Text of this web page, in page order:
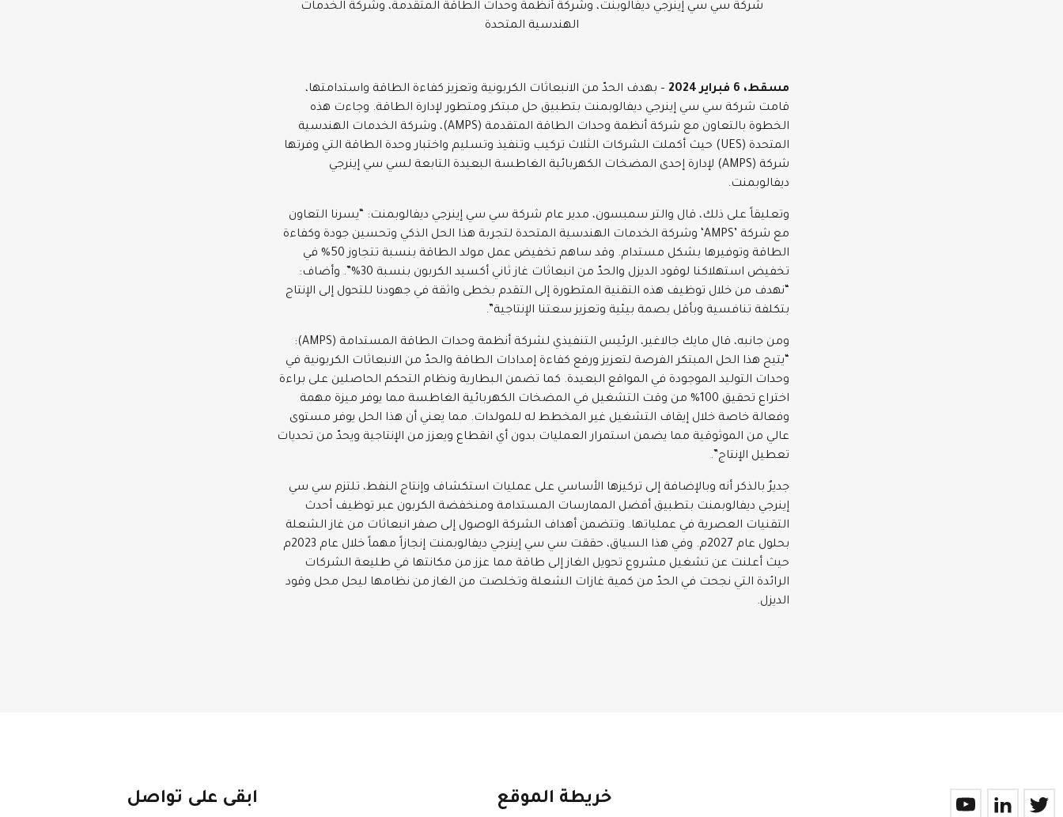
شركة سي سي إينرجي ديفالوبنت، وشركة أنظمة وحدات الطاقة المتقدمة، وشركة الخدمات
الهندسية المتحدة
مسقط، 6 فبراير 2024
– بهدف الحدّ من الانبعاثات الكربونية وتعزيز كفاءة الطاقة واستدامتها،
قامت شركة سي سي إينرجي ديفالوبمنت بتطبيق حل مبتكر ومتطور لإدارة الطاقة. وجاءت هذه
الخطوة بالتعاون مع شركة أنظمة وحدات الطاقة المتقدمة (AMPS)، وشركة الخدمات الهندسية
المتحدة (UES) حيث أكملت الشركات الثلاث تركيب وتنفيذ وتسليم واختبار وحدة الطاقة التي وفرتها
شركة (AMPS) لإدارة إحدى المضخات الكهربائية الغاطسة البعيدة التابعة لسي سي إينرجي
ديفالوبمنت.
وتعليقاً على ذلك، قال والتر سمبسون، مدير عام شركة سي سي إينرجي ديفالوبمنت: “يسرنا التعاون
مع شركة ’AMPS‘ وشركة الخدمات الهندسية المتحدة لتجربة هذا الحل الذكي وتحسين جودة وكفاءة
الطاقة وتوفيرها بشكل مستدام. وقد ساهم تخفيض عمل مولد الطاقة بنسبة تتجاوز 50% في
تخفيض استهلاكنا لوقود الديزل والحدّ من انبعاثات غاز ثاني أكسيد الكربون بنسبة 30%”. وأضاف:
“نهدف من خلال توظيف هذه التقنية المتطورة إلى التقدم بخطى واثقة في جهودنا للتحول إلى الإنتاج
بتكلفة تنافسية وبأقل بصمة بيئية وتعزيز سعتنا الإنتاجية”.
ومن جانبه، قال مايك جالاغير، الرئيس التنفيذي لشركة أنظمة وحدات الطاقة المستدامة (AMPS):
“يتيح هذا الحل المبتكر الفرصة لتعزيز ورفع كفاءة إمدادات الطاقة والحدّ من الانبعاثات الكربونية في
وحدات التوليد الموجودة في المواقع البعيدة. كما تضمن البطارية ونظام التحكم الحاصلين على براءة
اختراع تحقيق 100% من وقت التشغيل في المضخات الكهربائية الغاطسة مما يوفر ميزة مهمة
وفعالة خاصة خلال إيقاف التشغيل غير المخطط له للمولدات. مما يعني أن هذا الحل يوفر مستوى
عالي من الموثوقية مما يضمن استمرار العمليات بدون أي انقطاع ويعزز من الإنتاجية ويحدّ من تحديات
تعطيل الإنتاج”.
جديرٌ بالذكر أنه وبالإضافة إلى تركيزها الأساسي على عمليات استكشاف وإنتاج النفط، تلتزم سي سي
إينرجي ديفالوبمنت بتطبيق أفضل الممارسات المستدامة ومنخفضة الكربون عبر توظيف أحدث
التقنيات العصرية في عملياتها. وتتضمن أهداف الشركة الوصول إلى صفر انبعاثات من غاز الشعلة
بحلول عام 2027م. وفي هذا السياق، حققت سي سي إينرجي ديفالوبمنت إنجازاً مهماً خلال عام 2023م
حيث أعلنت عن تشغيل مشروع تحويل الغاز إلى طاقة مما عزز من مكانتها في طليعة الشركات
الرائدة التي نجحت في الحدّ من كمية غازات الشعلة وتخلصت من الغاز من نظامها ليحل محل وقود
الديزل.
خريطة الموقع ابقى على تواصل